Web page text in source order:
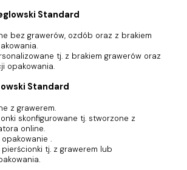
Standard
bez grawerów, ozdób oraz z brakiem
tj. z brakiem grawerów oraz
opakowania.
Standard
z grawerem.
skonfigurowane tj. stworzone z
online.
.
tj. z grawerem lub